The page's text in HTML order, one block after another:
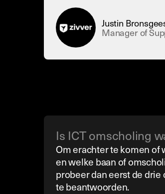
Justin
Manager of
Is ICT omscholing
Om erachter te komen of
en welke baan of
probeer dan eerst de
te beantwoorden.